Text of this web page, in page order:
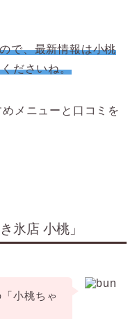
で、最新情報は小桃
ださいね。
メニューと口コミを
氷店 小桃」
小桃ちゃ